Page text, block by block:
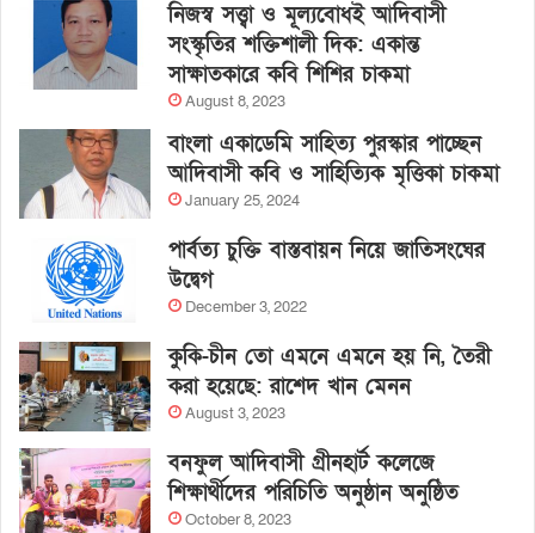
নিজস্ব সত্ত্বা ও মূল্যবোধই আদিবাসী
সংস্কৃতির শক্তিশালী দিক: একান্ত
সাক্ষাতকারে কবি শিশির চাকমা
August 8, 2023
বাংলা একাডেমি সাহিত্য পুরস্কার পাচ্ছেন
আদিবাসী কবি ও সাহিত্যিক মৃত্তিকা চাকমা
January 25, 2024
পার্বত্য চুক্তি বাস্তবায়ন নিয়ে জাতিসংঘের
উদ্বেগ
December 3, 2022
কুকি-চীন তো এমনে এমনে হয় নি, তৈরী
করা হয়েছে: রাশেদ খান মেনন
August 3, 2023
বনফুল আদিবাসী গ্রীনহার্ট কলেজে
শিক্ষার্থীদের পরিচিতি অনুষ্ঠান অনুষ্ঠিত
October 8, 2023